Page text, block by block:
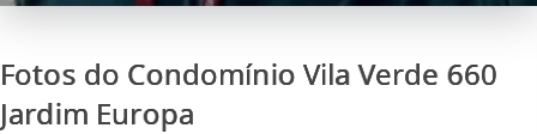
Fotos do Condomínio Vila Verde 660
Jardim Europa